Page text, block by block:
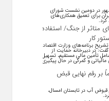
در دومین نشست شورای
برای تعمیق همکاری‌های
کرد.
متاثر از جنگ/ استفاده
کار
برنامه‌های وزارت اقتصاد
در دبیرخانه حمایت از
تأمین مالی مستقیم، تسهیل
و گمرکی در حال پیگیری
بر رقم نهایی قبض
آب در تابستان امسال،